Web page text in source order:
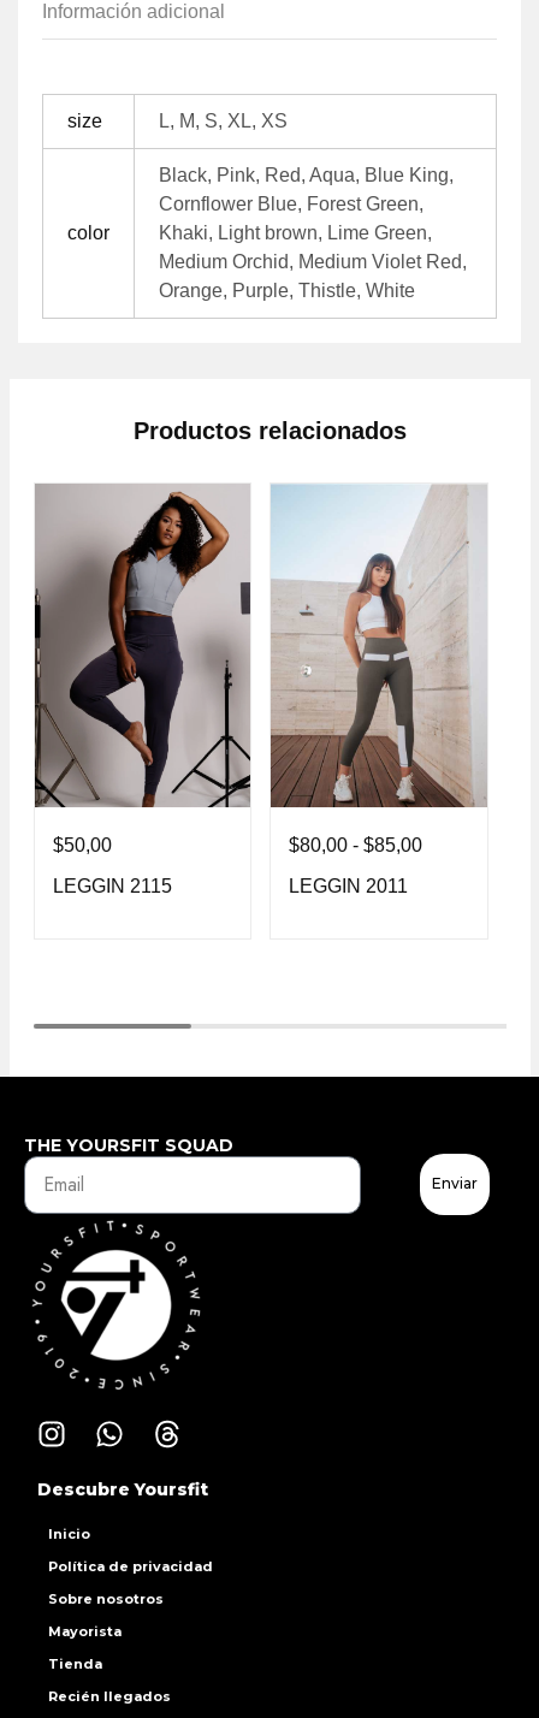
Información adicional
size L, M, S, XL, XS
color
Black, Pink, Red, Aqua, Blue King,
Cornflower Blue, Forest Green,
Khaki, Light brown, Lime Green,
Medium Orchid, Medium Violet Red,
Orange, Purple, Thistle, White
Productos relacionados
$50,00
LEGGIN 2115
$80,00 - $85,00
LEGGIN 2011
THE YOURSFIT SQUAD
Enviar
Inicio
Política de privacidad
Sobre nosotros
Mayorista
Tienda
Recién llegados
Descubre Yoursfit